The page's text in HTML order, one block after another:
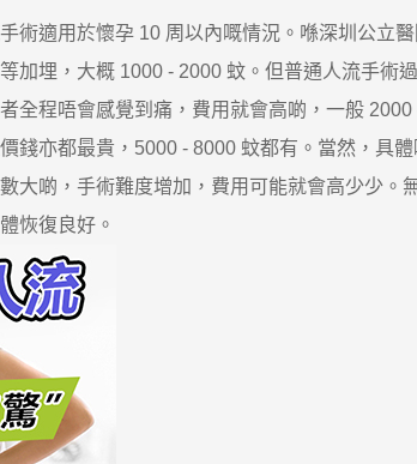
適用於懷孕 10 周以內嘅情況。喺深圳公立
加埋，大概 1000 - 2000 蚊。但普通人流手術
全程唔會感覺到痛，費用就會高啲，一般 2000
錢亦都最貴，5000 - 8000 蚊都有。當然，具
大啲，手術難度增加，費用可能就會高少少。
恢復良好。